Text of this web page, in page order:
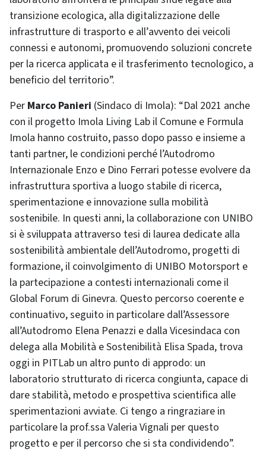
transizione ecologica, alla digitalizzazione delle
infrastrutture di trasporto e all’avvento dei veicoli
connessi e autonomi, promuovendo soluzioni concrete
per la ricerca applicata e il trasferimento tecnologico, a
beneficio del territorio”.
Per Marco Panieri (Sindaco di Imola): “Dal 2021 anche
con il progetto Imola Living Lab il Comune e Formula
Imola hanno costruito, passo dopo passo e insieme a
tanti partner, le condizioni perché l’Autodromo
Internazionale Enzo e Dino Ferrari potesse evolvere da
infrastruttura sportiva a luogo stabile di ricerca,
sperimentazione e innovazione sulla mobilità
sostenibile. In questi anni, la collaborazione con UNIBO
si è sviluppata attraverso tesi di laurea dedicate alla
sostenibilità ambientale dell’Autodromo, progetti di
formazione, il coinvolgimento di UNIBO Motorsport e
la partecipazione a contesti internazionali come il
Global Forum di Ginevra. Questo percorso coerente e
continuativo, seguito in particolare dall’Assessore
all’Autodromo Elena Penazzi e dalla Vicesindaca con
delega alla Mobilità e Sostenibilità Elisa Spada, trova
oggi in PITLab un altro punto di approdo: un
laboratorio strutturato di ricerca congiunta, capace di
dare stabilità, metodo e prospettiva scientifica alle
sperimentazioni avviate. Ci tengo a ringraziare in
particolare la prof.ssa Valeria Vignali per questo
progetto e per il percorso che si sta condividendo”.